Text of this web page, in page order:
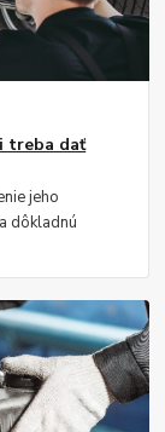
treba dať
jeho
dôkladnú